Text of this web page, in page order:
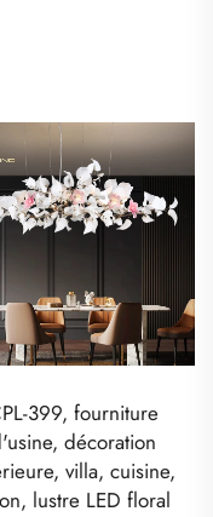
427 Lustre de cristal
format de luxe
pour hall d'entrée
ou de villa |